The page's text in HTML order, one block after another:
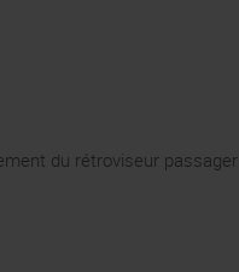
du rétroviseur passager